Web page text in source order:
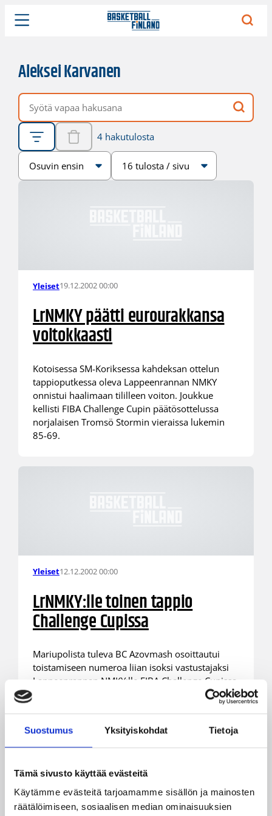
Suostumus Yksityiskohdat Tietoja
Tämä sivusto käyttää evästeitä
Käytämme evästeitä tarjoamamme sisällön ja mainosten
räätälöimiseen, sosiaalisen median ominaisuuksien
Aleksei Karvanen
Vapaa hakusana
4 hakutulosta
Järjestys
Sivukoko
Yleiset19.12.2002 00:00
LrNMKY päätti eurourakkansa
voitokkaasti
Kotoisessa SM-Koriksessa kahdeksan ottelun
tappioputkessa oleva Lappeenrannan NMKY
onnistui haalimaan tililleen voiton. Joukkue
kellisti FIBA Challenge Cupin päätösottelussa
norjalaisen Tromsö Stormin vieraissa lukemin
85-69.
Yleiset12.12.2002 00:00
LrNMKY:lle toinen tappio
Challenge Cupissa
Mariupolista tuleva BC Azovmash osoittautui
toistamiseen numeroa liian isoksi vastustajaksi
Lappeenrannan NMKY:lle FIBA Challenge Cupissa.
Lappeenrannassa keskiviikkona vierailleet
ukrainalaiset veivät sarjapisteet mennessään 85-